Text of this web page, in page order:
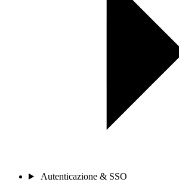
Autenticazione & SSO